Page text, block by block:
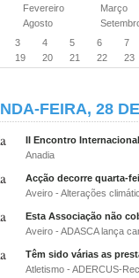
Fevereiro
Março
Agosto
3 4 5 6
7
19 20 21 22 23
FEIRA, 28
II Encontro
Anadia
Acção decorre quarta-
Aveiro - Alterações
Esta Associação não
Aveiro - ADASCA lança
Têm sido várias as
Atletismo - ADERCUS-